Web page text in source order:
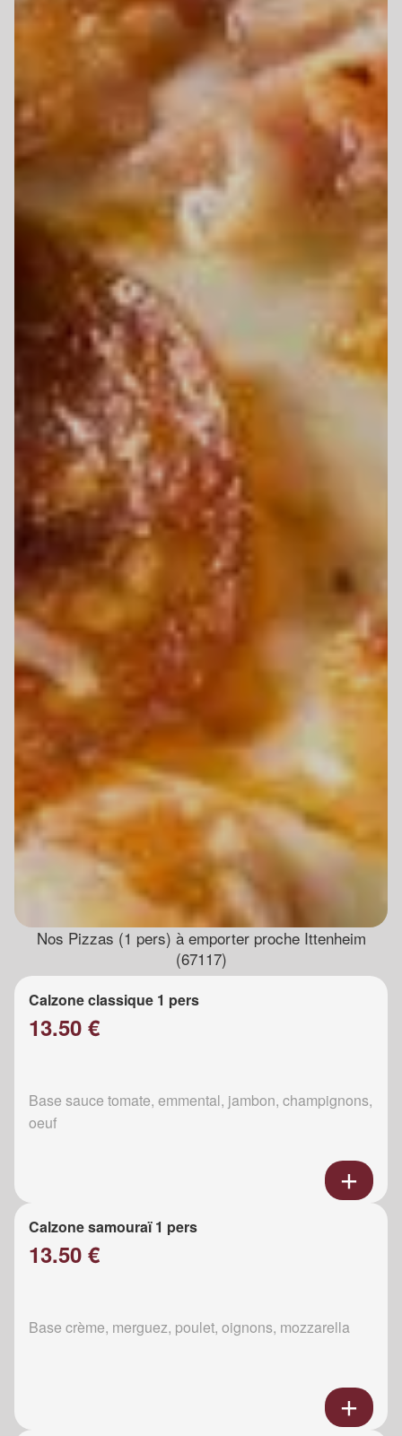
Nos Pizzas (1 pers) à emporter proche Ittenheim
(67117)
Calzone classique 1 pers
13.50 €
Base sauce tomate, emmental, jambon, champignons,
oeuf
Calzone samouraï 1 pers
13.50 €
Base crème, merguez, poulet, oignons, mozzarella